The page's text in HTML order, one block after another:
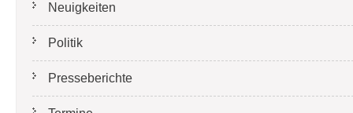
Neuigkeiten
Politik
Presseberichte